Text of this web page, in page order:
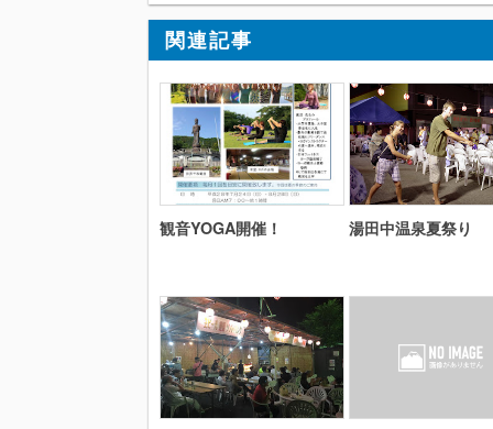
関連記事
観音YOGA開催！ 湯田中温泉夏祭り